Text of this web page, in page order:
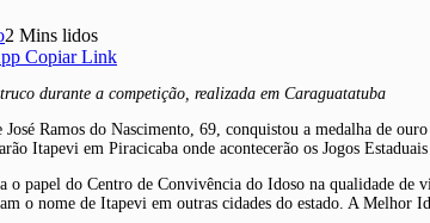
2 Mins lidos
Copiar Link
durante a competição, realizada em Caraguatatuba
Ramos do Nascimento, 69, conquistou a medalha de
Itapevi em Piracicaba onde acontecerão os Jogos
o papel do Centro de Convivência do Idoso na qualidade
o nome de Itapevi em outras cidades do estado. A